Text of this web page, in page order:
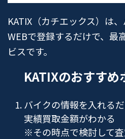
KATIX（カチエックス）は
WEBで登録するだけで、最
ビスです。
KATIXのおすすめ
バイクの情報を入れる
実績買取金額がわかる
※その時点で検討して